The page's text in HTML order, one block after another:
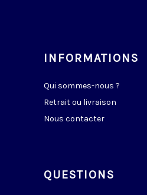
INFORMATIONS
Qui sommes-nous ?
Retrait ou livraison
Nous contacter
QUESTIONS